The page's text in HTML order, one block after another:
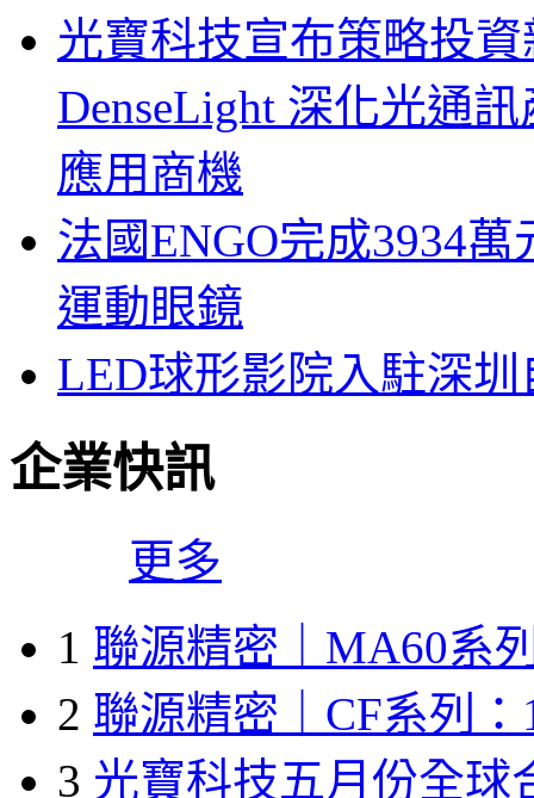
光寶科技宣布策略投
DenseLight 深化光通
應用商機
法國ENGO完成3934
運動眼鏡
LED球形影院入駐深
企業快訊
更多
1 聯源精密｜MA60系
2 聯源精密｜CF系列：
3 光寶科技五月份全球